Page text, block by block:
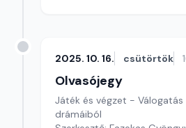
2025. 10. 16. csütörtök
Olvasójegy
Játék és végzet - Válogatás
drámáiból